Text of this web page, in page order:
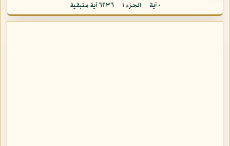
٠ آية الجزء ١ ٦٢٣٦ آية متبقية